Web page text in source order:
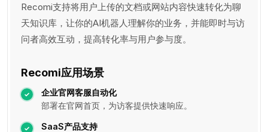
Recomi支持将用户上传的文档或网站内容快速转化为聊
天知识库，让你的AI机器人理解你的业务，并能即时与访
问者高效互动，提高转化率与用户参与度。
Recomi应用场景
企业官网客服自动化
部署在官网首页，为访客提供快速响应。
SaaS产品支持